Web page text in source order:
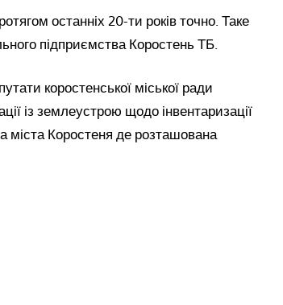
останніх 20-ти років точно. Таке
підприємства Коростень ТБ.
коростенської міської ради
із землеустрою щодо інвентаризації
міста Коростеня де розташована